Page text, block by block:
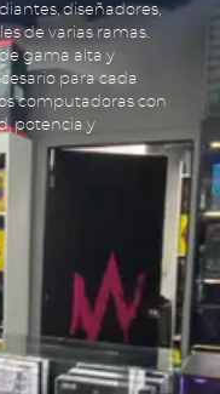
diseñadores,
de varias ramas.
gama alta y
para cada
computadoras con
potencia y